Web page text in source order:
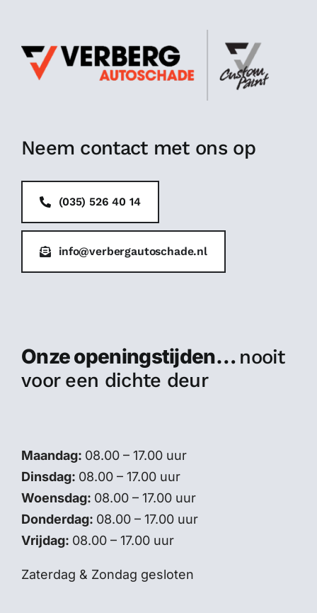
Neem contact met ons op
(035) 526 40 14
info@verbergautoschade.nl
Onze openingstijden… nooit
voor een dichte deur
Maandag: 08.00 – 17.00 uur
Dinsdag: 08.00 – 17.00 uur
Woensdag: 08.00 – 17.00 uur
Donderdag: 08.00 – 17.00 uur
Vrijdag: 08.00 – 17.00 uur
Zaterdag & Zondag gesloten